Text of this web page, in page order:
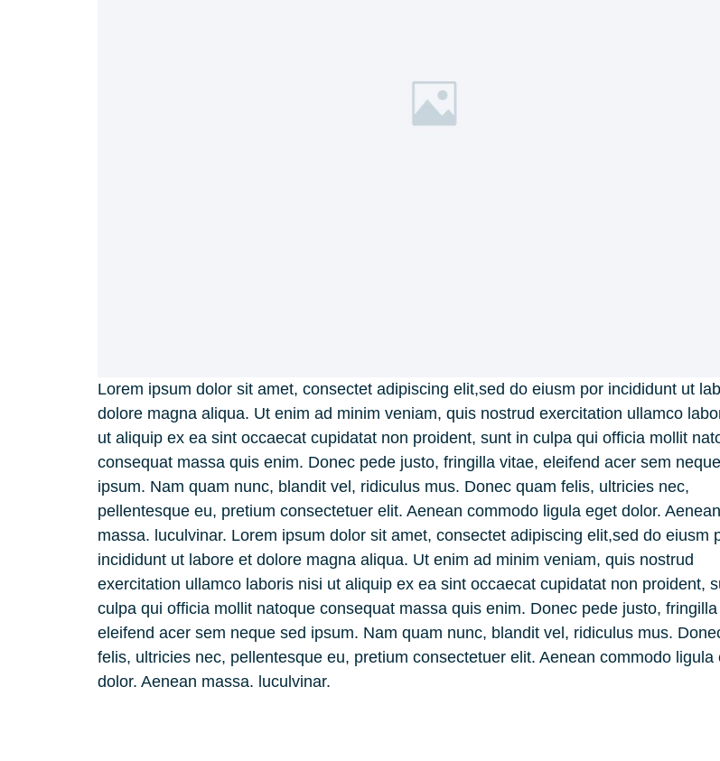
Lorem ipsum dolor sit amet, consectet adipiscing elit,sed do eiusm por incididunt ut
dolore magna aliqua. Ut enim ad minim veniam, quis nostrud exercitation ullamco
ut aliquip ex ea sint occaecat cupidatat non proident, sunt in culpa qui officia mollit
consequat massa quis enim. Donec pede justo, fringilla vitae, eleifend acer sem
ipsum. Nam quam nunc, blandit vel, ridiculus mus. Donec quam felis, ultricies nec,
pellentesque eu, pretium consectetuer elit. Aenean commodo ligula eget dolor. Aenean
massa. luculvinar. Lorem ipsum dolor sit amet, consectet adipiscing elit,sed do eiusm
incididunt ut labore et dolore magna aliqua. Ut enim ad minim veniam, quis nostrud
exercitation ullamco laboris nisi ut aliquip ex ea sint occaecat cupidatat non proident,
culpa qui officia mollit natoque consequat massa quis enim. Donec pede justo,
eleifend acer sem neque sed ipsum. Nam quam nunc, blandit vel, ridiculus mus.
felis, ultricies nec, pellentesque eu, pretium consectetuer elit. Aenean commodo ligula
dolor. Aenean massa. luculvinar.